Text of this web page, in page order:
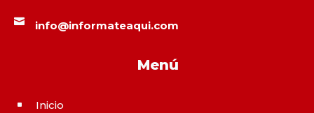
 info@informateaqui.com
Menú
^ Inicio